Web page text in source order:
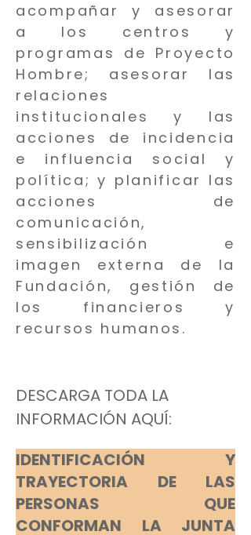
acompañar y asesorar
a los centros y
programas de Proyecto
Hombre; asesorar las
relaciones
institucionales y las
acciones de incidencia
e influencia social y
política; y planificar las
acciones de
comunicación,
sensibilización e
imagen externa de la
Fundación, gestión de
los financieros y
recursos humanos.
DESCARGA TODA LA
INFORMACIÓN AQUÍ:
IDENTIFICACIÓN Y
TRAYECTORIA DE LAS
PERSONAS QUE
CONFORMAN LA JUNTA